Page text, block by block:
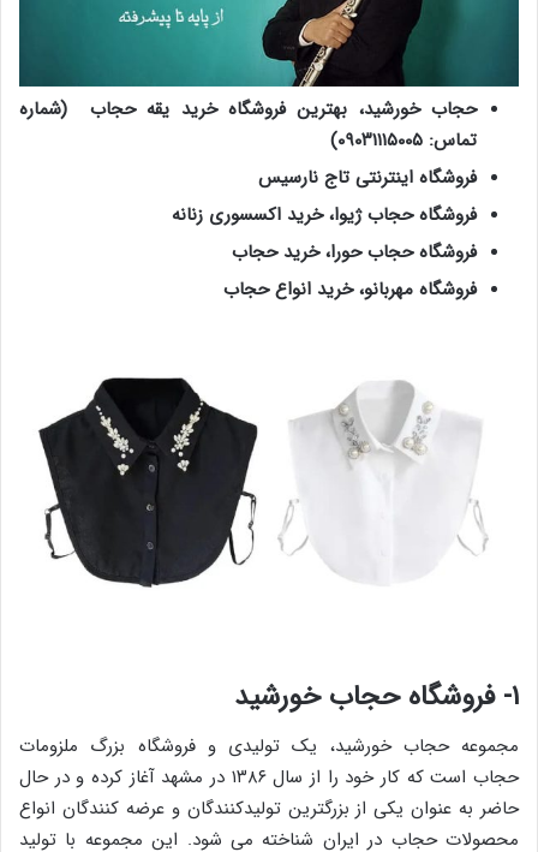
حجاب خورشید، بهترین فروشگاه خرید یقه حجاب (شماره
تماس: ۰۹۰۳۱۱۱۵۰۰۵)
فروشگاه اینترنتی تاج نارسیس
فروشگاه حجاب ژیوا، خرید اکسسوری زنانه
فروشگاه حجاب حورا، خرید حجاب
فروشگاه مهربانو، خرید انواع حجاب
۱- فروشگاه حجاب خورشید
مجموعه حجاب خورشید، یک تولیدی و فروشگاه بزرگ ملزومات
حجاب است که کار خود را از سال ۱۳۸۶ در مشهد آغاز کرده و در حال
حاضر به عنوان یکی از بزرگترین تولیدکنندگان و عرضه کنندگان انواع
محصولات حجاب در ایران شناخته می شود. این مجموعه با تولید